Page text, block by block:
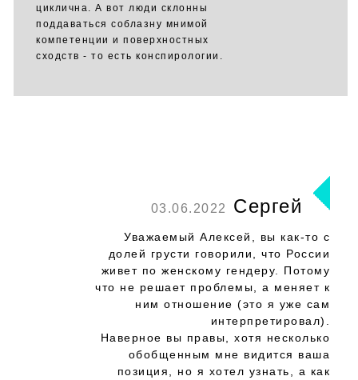
циклична. А вот люди склонны
поддаваться соблазну мнимой
компетенции и поверхностных
сходств - то есть конспирологии.
03.06.2022 Сергей
Уважаемый Алексей, вы как-то с
долей грусти говорили, что России
живет по женскому гендеру. Потому
что не решает проблемы, а меняет к
ним отношение (это я уже сам
интерпретировал).
Наверное вы правы, хотя несколько
обобщенным мне видится ваша
позиция, но я хотел узнать, а как